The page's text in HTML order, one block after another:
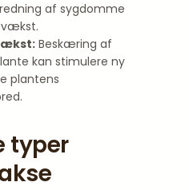
af sygdomme
Beskæring af
kan stimulere ny
plantens
typer